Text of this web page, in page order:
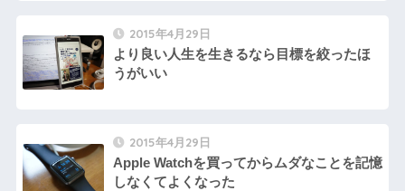
2015年4月29日
より良い人生を生きるなら目標を絞ったほ
うがいい
2015年4月29日
Apple Watchを買ってからムダなことを記憶
しなくてよくなった